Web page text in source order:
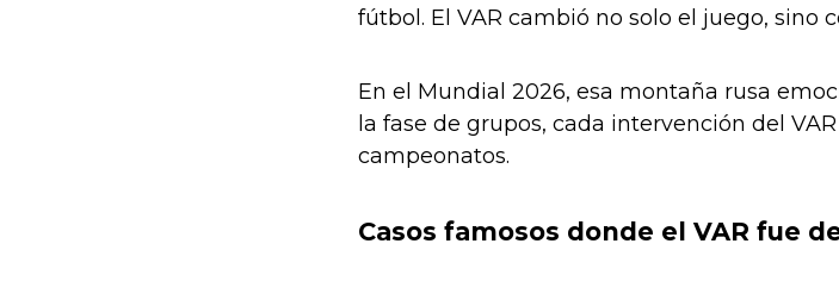
fútbol. El VAR cambió no solo el juego, sino
En el Mundial 2026, esa montaña rusa
la fase de grupos, cada intervención del
campeonatos.
Casos famosos donde el VAR fue